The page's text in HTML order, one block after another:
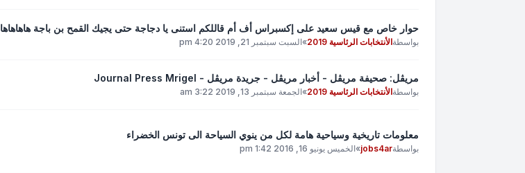
حوار خاص مع قيس سعيد على إكسبراس أف أم قاللكم استنى يا دجاجة حتى يجيك القمح بن باجة هاهاهاها
بواسطةالأنتخابات الرئاسية 2019 »السبت سبتمبر 21, 2019 4:20 pm
مريڨل: صحيفة مريڨل - أخبار مريڨل - جريدة مريڨل - Journal Press Mrigel
بواسطةالأنتخابات الرئاسية 2019 »الجمعة سبتمبر 13, 2019 3:22 am
معلومات تاريخية وسياحية هامة لكل من ينوي السياحة الى تونس الخضراء
بواسطةjobs4ar
»الخميس يونيو 16, 2016 1:42 pm